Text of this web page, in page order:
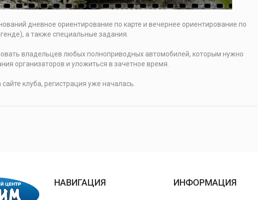
дневное ориентирование по карте и вечернее ориентирование по
а также специальные задания.
владельцев любых полноприводных автомобилей, которым нужно
организаторов и уложиться в зачетное время.
клуба, регистрация уже началась.
НАВИГАЦИЯ ИНФОРМАЦИЯ